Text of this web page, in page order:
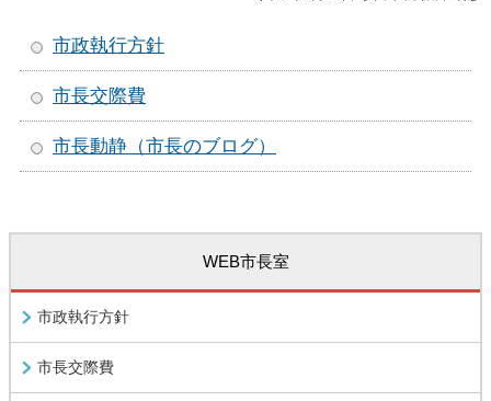
市政執行方針
市長交際費
市長動静（市長のブログ）
WEB市長室
市政執行方針
市長交際費